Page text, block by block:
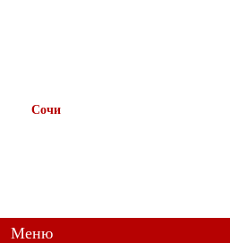
Сочи
Меню